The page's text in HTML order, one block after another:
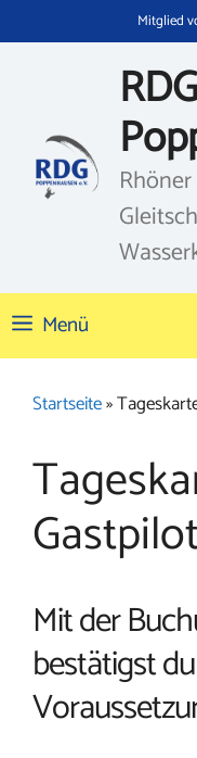
Inhalt
Mitglied
RDG
Menü
Startseite»
Mit der
bestätigst